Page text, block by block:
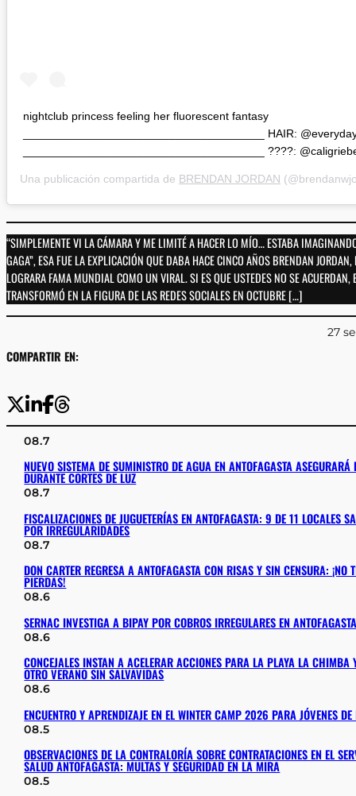
nightclub princess feeling her fluorescent fantasy
______________________________________ HAIR:
______________________________________ ????:
Una publicación compartida de BRENDAN JORDAN
“SIMPLEMENTE VI LA CÁMARA Y ME LIMITÉ A HACER LO MÍO… ESTABA
GAGA”, ESA FUE LA EXPLICACIÓN QUE DABA HACE CINCO AÑOS BRENDAN JORDAN,
LOGRARA FAMA MUNDIAL COMO UN VIRAL. SI ES QUE USTEDES NO SE ACUERDAN,
TRANSFORMÓ EN LA FIGURA DE LAS REDES SOCIALES EN OCTUBRE […]
COMPARTIR EN:
27
08.7
NUEVO SISTEMA DE SUMINISTRO DE AGUA EN ANTOFAGASTA ASEGURARÁ
DURANTE CORTES DE LUZ
08.7
FISCALIZACIONES DE JUGUETERÍAS EN ANTOFAGASTA: 9 DE 11 LOCALES
POR IRREGULARIDADES
08.7
DON CARTER REGRESA A ANTOFAGASTA CON RISAS Y SIN CENSURA: ¡NO
PIERDAS!
08.6
SERNAC INVESTIGA A BIPAY POR COBROS IRREGULARES EN
08.6
CONCEJALES INSTAN A ACELERAR ACCIONES PARA LA PLAYA LA CHIMBA
OTRO VERANO SIN SALVAVIDAS
08.6
ENCUENTRO Y APRENDIZAJE EN EL WINTER CAMP 2026 PARA JÓVENES
08.5
OBSERVACIONES DE LA CONTRALORÍA SOBRE CONTRATACIONES EN EL
SALUD ANTOFAGASTA: MULTAS Y SEGURIDAD EN LA MIRA
08.5